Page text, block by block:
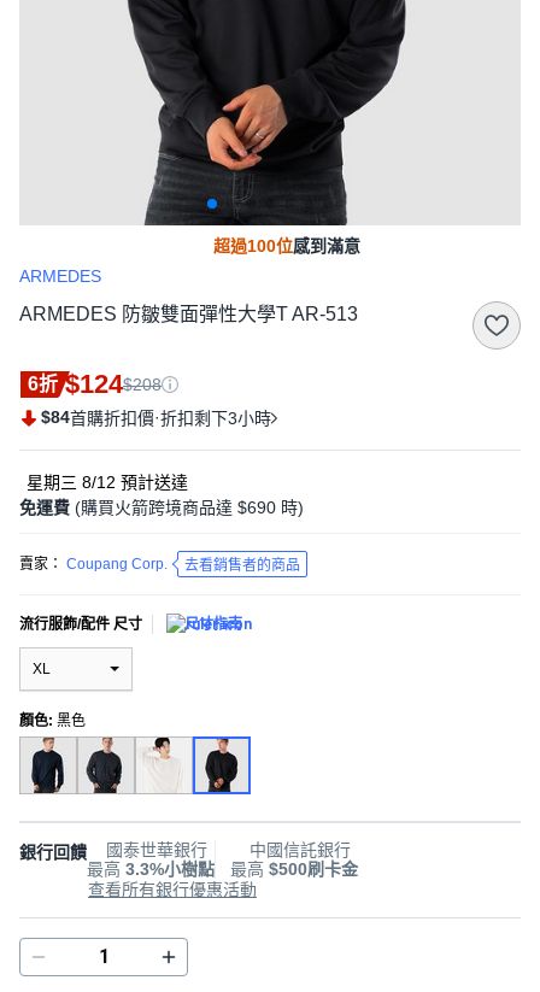
超過100位感到滿意
ARMEDES
ARMEDES 防皺雙面彈性大學T AR-513
6折 $124$208
$84首購折扣價·折扣剩下3小時
星期三 8/12 預計送達
免運費 (購買火箭跨境商品達 $690 時)
賣家： Coupang Corp. 去看銷售者的商品
流行服飾/配件 尺寸 尺寸指南
XL
顏色: 黑色
銀行回饋
國泰世華銀行
最高 3.3%小樹點
中國信託銀行
最高 $500刷卡金
查看所有銀行優惠活動